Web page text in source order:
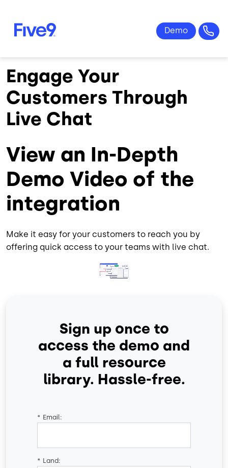
Sign up once to
access the demo and
a full resource
library. Hassle-free.
* Email:
* Land:
Engage Your
Customers Through
Live Chat
View an In-Depth
Demo Video of the
integration
Make it easy for your customers to reach you by
offering quick access to your teams with live chat.